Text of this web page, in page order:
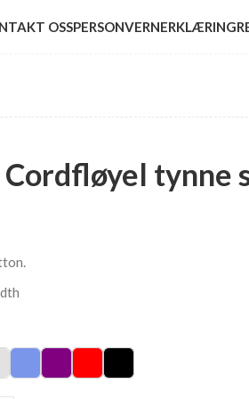
OSSPERSONVERNERKLÆRING
Cordfløyel tynne